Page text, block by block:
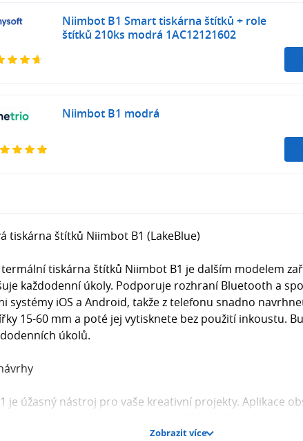
Niimbot B1 Smart tiskárna štítků + role
štítků 210ks modrá 1AC12121602
Niimbot B1 modrá
tiskárna štítků Niimbot B1 (LakeBlue)
tiskárna štítků Niimbot B1 je dalším modelem
každodenní úkoly. Podporuje rozhraní Bluetooth a
systémy iOS a Android, takže z telefonu snadno
15-60 mm a poté jej vytisknete bez použití inkoustu.
úkolů.
je úžasný nástroj pro vaše kreativní projekty. Aplikace
vytisknete štítky související s různými potřebami - visačky
Zobrazit více